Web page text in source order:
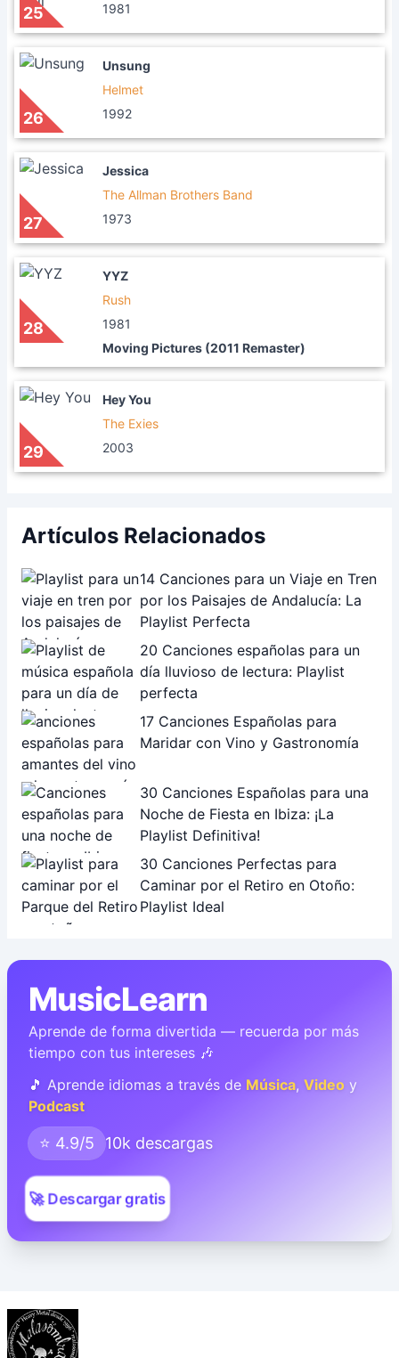
25
1981
26
Unsung
Helmet
1992
27
Jessica
The Allman Brothers Band
1973
28
YYZ
Rush
1981
Moving Pictures (2011 Remaster)
29
Hey You
The Exies
2003
Artículos Relacionados
14 Canciones para un Viaje en Tren
por los Paisajes de Andalucía: La
Playlist Perfecta
20 Canciones españolas para un
día lluvioso de lectura: Playlist
perfecta
17 Canciones Españolas para
Maridar con Vino y Gastronomía
30 Canciones Españolas para una
Noche de Fiesta en Ibiza: ¡La
Playlist Definitiva!
30 Canciones Perfectas para
Caminar por el Retiro en Otoño:
Playlist Ideal
MusicLearn
Aprende de forma divertida — recuerda por más
tiempo con tus intereses 🎶
🎵 Aprende idiomas a través de Música, Video y
Podcast
⭐ 4.9/5 10k descargas
🚀 Descargar gratis